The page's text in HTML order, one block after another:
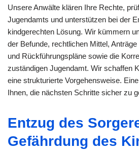
Unsere Anwälte klären Ihre Rechte,
Jugendamts und unterstützen bei der
kindgerechten Lösung. Wir kümmern
der Befunde, rechtlichen Mittel,
und Rückführungspläne sowie die
zuständigen Jugendamt. Wir schaffen
eine strukturierte Vorgehensweise.
Ihnen, die nächsten Schritte sicher zu
Entzug des
Gefährdung des